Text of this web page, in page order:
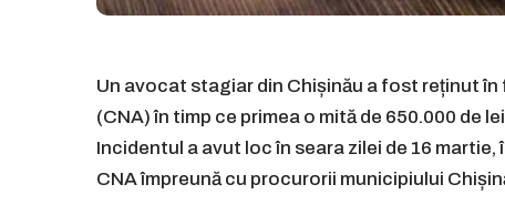
Un avocat stagiar din Chișinău a fost reținut
(CNA) în timp ce primea o mită de 650.000 de
Incidentul a avut loc în seara zilei de 16
CNA împreună cu procurorii municipiului